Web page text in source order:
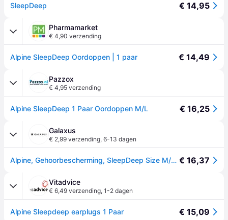
SleepDeep € 14,95
Pharmamarket
€ 4,90 verzending
Alpine SleepDeep Oordoppen | 1 paar € 14,49
Pazzox
€ 4,95 verzending
Alpine SleepDeep 1 Paar Oordoppen M/L € 16,25
Galaxus
€ 2,99 verzending, 6-13 dagen
Alpine, Gehoorbescherming, SleepDeep Size M/L (1x) € 16,37
Vitadvice
€ 6,49 verzending, 1-2 dagen
Alpine Sleepdeep earplugs 1 Paar € 15,09